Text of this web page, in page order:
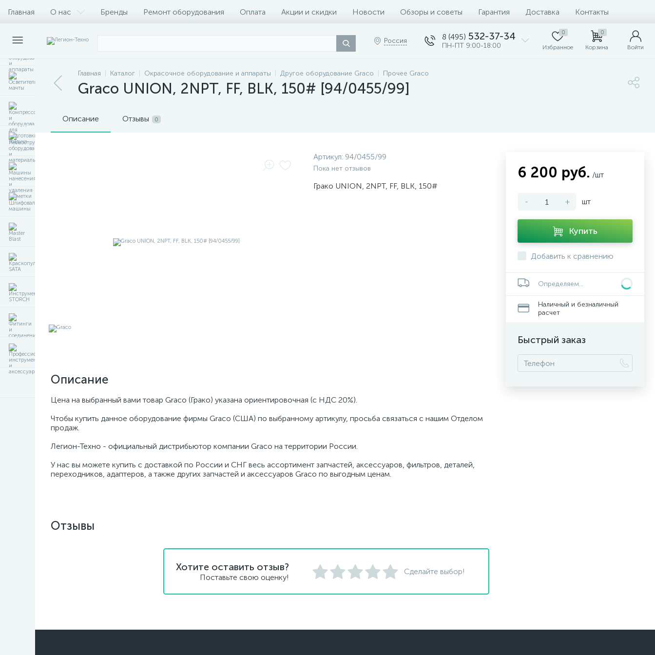
Главная О нас Бренды Ремонт оборудования Оплата Акции и скидки Новости Обзоры и советы Гарантия Доставка Контакты
Россия 8 (495) 532-37-34
ПН-ПТ 9:00-18:00
0
Избранное
0
Корзина Войти
Главная Каталог Окрасочное оборудование и аппараты Другое оборудование Graco Прочее Graco
Graco UNION, 2NPT, FF, BLK, 150# [94/0455/99]
Описание Отзывы 0
Артикул: 94/0455/99
Пока нет отзывов
Грако UNION, 2NPT, FF, BLK, 150#
Описание
Цена на выбранный вами товар Graco (Грако) указана ориентировочная (с НДС 20%).
Чтобы купить данное оборудование фирмы Graco (США) по выбранному артикулу, просьба связаться с нашим Отделом
продаж.
Легион-Техно - официальный дистрибьютор компании Graco на территории России.
У нас вы можете купить с доставкой по России и СНГ весь ассортимент запчастей, аксессуаров, фильтров, деталей,
переходников, адаптеров, а также других запчастей и аксессуаров Graco по выгодным ценам.
6 200 руб. /шт
- + шт
Купить
Добавить к сравнению
Определяем...
Наличный и безналичный
расчет
Быстрый заказ
Отзывы
Хотите оставить отзыв?
Поставьте свою оценку!
Сделайте выбор!